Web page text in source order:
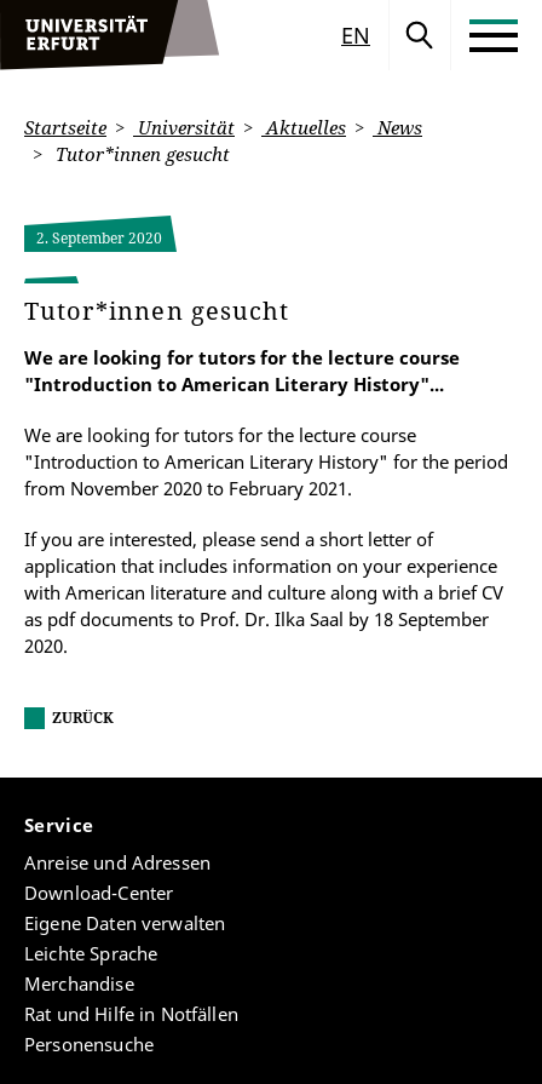
EN
Startseite Universität Aktuelles
News
Tutor*innen gesucht
2. September 2020
Tutor*innen gesucht
We are looking for tutors for the lecture course
"Introduction to American Literary History"...
We are looking for tutors for the lecture course
"Introduction to American Literary History" for the period
from November 2020 to February 2021.
If you are interested, please send a short letter of
application that includes information on your experience
with American literature and culture along with a brief CV
as pdf documents to Prof. Dr. Ilka Saal by 18 September
2020.
ZURÜCK
Service
Anreise und Adressen
Download-Center
Eigene Daten verwalten
Leichte Sprache
Merchandise
Rat und Hilfe in Notfällen
Personensuche